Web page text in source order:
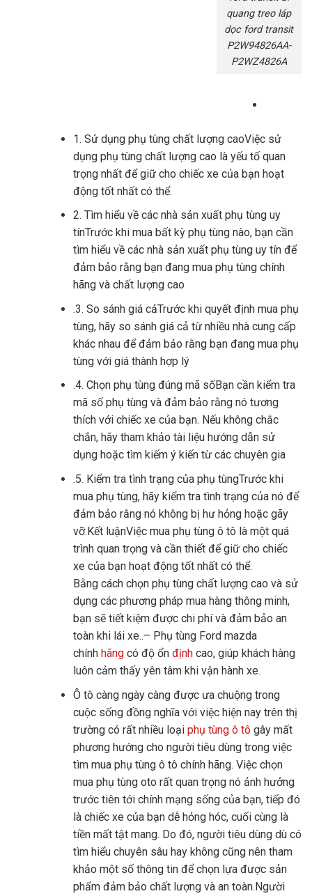
quang treo láp
dọc ford transit
P2W94826AA-
P2WZ4826A
1. Sử dụng phụ tùng chất lượng caoViệc sử
dụng phụ tùng chất lượng cao là yếu tố quan
trọng nhất để giữ cho chiếc xe của bạn hoạt
động tốt nhất có thể.
2. Tìm hiểu về các nhà sản xuất phụ tùng uy
tínTrước khi mua bất kỳ phụ tùng nào, bạn cần
tìm hiểu về các nhà sản xuất phụ tùng uy tín để
đảm bảo rằng bạn đang mua phụ tùng chính
hãng và chất lượng cao
.3. So sánh giá cảTrước khi quyết định mua phụ
tùng, hãy so sánh giá cả từ nhiều nhà cung cấp
khác nhau để đảm bảo rằng bạn đang mua phụ
tùng với giá thành hợp lý
.4. Chọn phụ tùng đúng mã sốBạn cần kiểm tra
mã số phụ tùng và đảm bảo rằng nó tương
thích với chiếc xe của bạn. Nếu không chắc
chắn, hãy tham khảo tài liệu hướng dẫn sử
dụng hoặc tìm kiếm ý kiến ​​từ các chuyên gia
.5. Kiểm tra tình trạng của phụ tùngTrước khi
mua phụ tùng, hãy kiểm tra tình trạng của nó để
đảm bảo rằng nó không bị hư hỏng hoặc gãy
vỡ.Kết luậnViệc mua phụ tùng ô tô là một quá
trình quan trọng và cần thiết để giữ cho chiếc
xe của bạn hoạt động tốt nhất có thể.
Bằng cách chọn phụ tùng chất lượng cao và sử
dụng các phương pháp mua hàng thông minh,
bạn sẽ tiết kiệm được chi phí và đảm bảo an
toàn khi lái xe..– Phụ tùng Ford mazda
chính hãngcó độ ổnđịnhcao, giúp khách hàng
luôn cảm thấy yên tâm khi vận hành xe.
Ô tô càng ngày càng được ưa chuộng trong
cuộc sống đồng nghĩa với việc hiện nay trên thị
trường có rất nhiều loại phụ tùng ô tô gây mất
phương hướng cho người tiêu dùng trong việc
tìm mua phụ tùng ô tô chính hãng. Việc chọn
mua phụ tùng oto rất quan trọng nó ảnh hưởng
trước tiên tới chính mạng sống của bạn, tiếp đó
là chiếc xe của bạn dễ hỏng hóc, cuối cùng là
tiền mất tật mang. Do đó, người tiêu dùng dù có
tìm hiểu chuyên sâu hay không cũng nên tham
khảo một số thông tin để chọn lựa được sản
phẩm đảm bảo chất lượng và an toàn.Người